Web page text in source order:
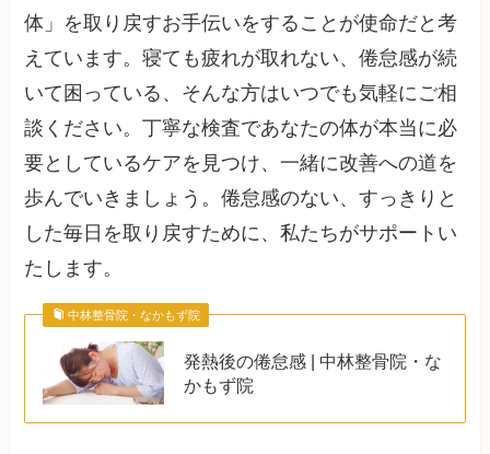
体」を取り戻すお手伝いをすることが使命だと考
えています。寝ても疲れが取れない、倦怠感が続
いて困っている、そんな方はいつでも気軽にご相
談ください。丁寧な検査であなたの体が本当に必
要としているケアを見つけ、一緒に改善への道を
歩んでいきましょう。倦怠感のない、すっきりと
した毎日を取り戻すために、私たちがサポートい
たします。
中林整骨院・なかもず院
発熱後の倦怠感 | 中林整骨院・な
かもず院